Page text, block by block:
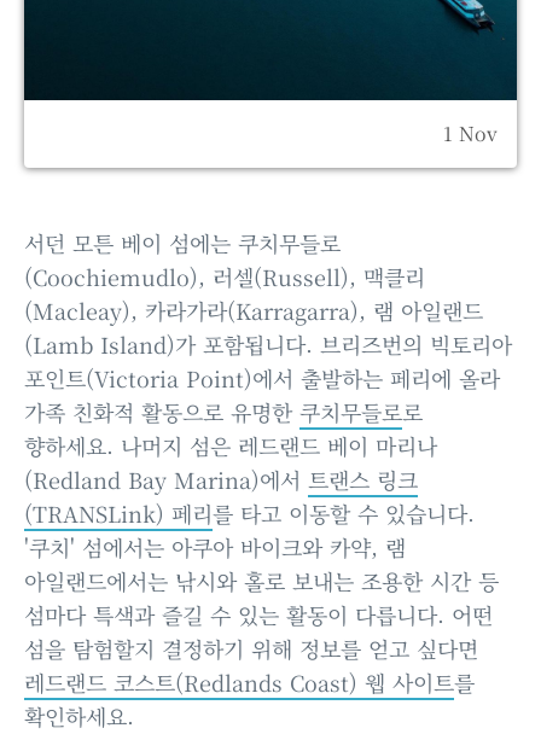
1 Nov
서던 모튼 베이 섬에는 쿠치무들로
(Coochiemudlo), 러셀(Russell), 맥클리
(Macleay), 카라가라(Karragarra), 램 아일랜드
(Lamb Island)가 포함됩니다. 브리즈번의 빅토리아
포인트(Victoria Point)에서 출발하는 페리에 올라
가족 친화적 활동으로 유명한 쿠치무들로로
향하세요. 나머지 섬은 레드랜드 베이 마리나
(Redland Bay Marina)에서 트랜스 링크
(TRANSLink) 페리를 타고 이동할 수 있습니다.
'쿠치' 섬에서는 아쿠아 바이크와 카약, 램
아일랜드에서는 낚시와 홀로 보내는 조용한 시간 등
섬마다 특색과 즐길 수 있는 활동이 다릅니다. 어떤
섬을 탐험할지 결정하기 위해 정보를 얻고 싶다면
레드랜드 코스트(Redlands Coast) 웹 사이트를
확인하세요.